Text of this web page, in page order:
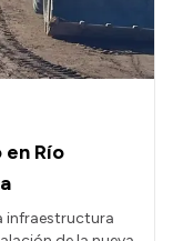
Río
infraestructura